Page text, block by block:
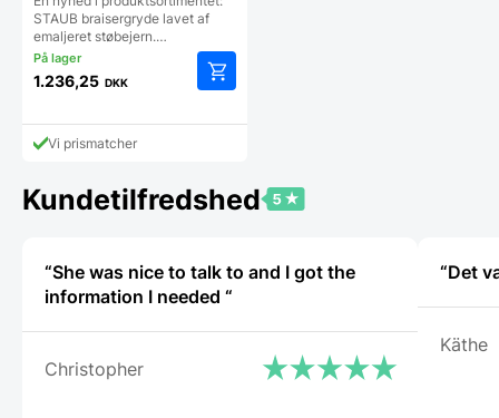
STAUB braisergryde lavet af
emaljeret støbejern.…
1.236,25 DKK
vare
Mulighederne
varesiden
Vi prismatcher
Kundetilfredshed
“She was nice to talk to and I got the
information I needed “
Christopher
“Det
Käthe